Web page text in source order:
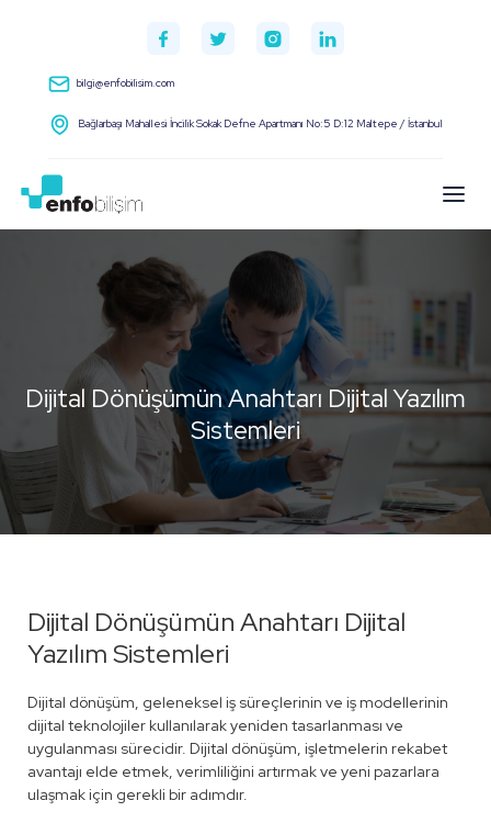
bilgi@enfobilisim.com
Bağlarbaşı Mahallesi İncilik Sokak Defne Apartmanı No:5 D:12 Maltepe / İstanbul
Dijital Dönüşümün Anahtarı Dijital Yazılım
Sistemleri
Dijital Dönüşümün Anahtarı Dijital
Yazılım Sistemleri
Dijital dönüşüm, geleneksel iş süreçlerinin ve iş modellerinin
dijital teknolojiler kullanılarak yeniden tasarlanması ve
uygulanması sürecidir. Dijital dönüşüm, işletmelerin rekabet
avantajı elde etmek, verimliliğini artırmak ve yeni pazarlara
ulaşmak için gerekli bir adımdır.